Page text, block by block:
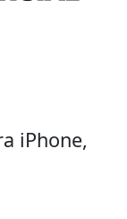
iPhone,